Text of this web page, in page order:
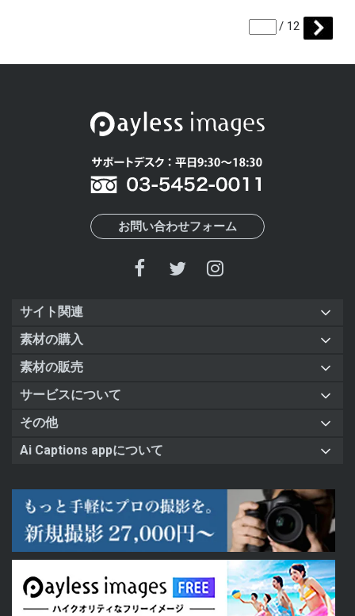
/ 12
お問い合わせフォーム
サイト関連
素材の購入
素材の販売
サービスについて
その他
Ai Captions appについて